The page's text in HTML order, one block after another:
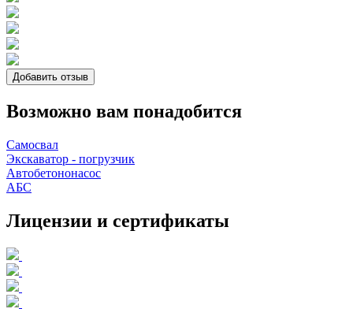
Добавить отзыв
Возможно вам понадобится
Самосвал
Экскаватор - погрузчик
Автобетононасос
АБС
Лицензии и сертификаты